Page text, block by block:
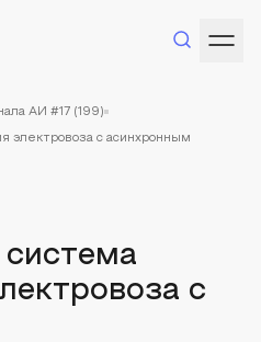
АИ #17 (199)
электровоза с асинхронным
с